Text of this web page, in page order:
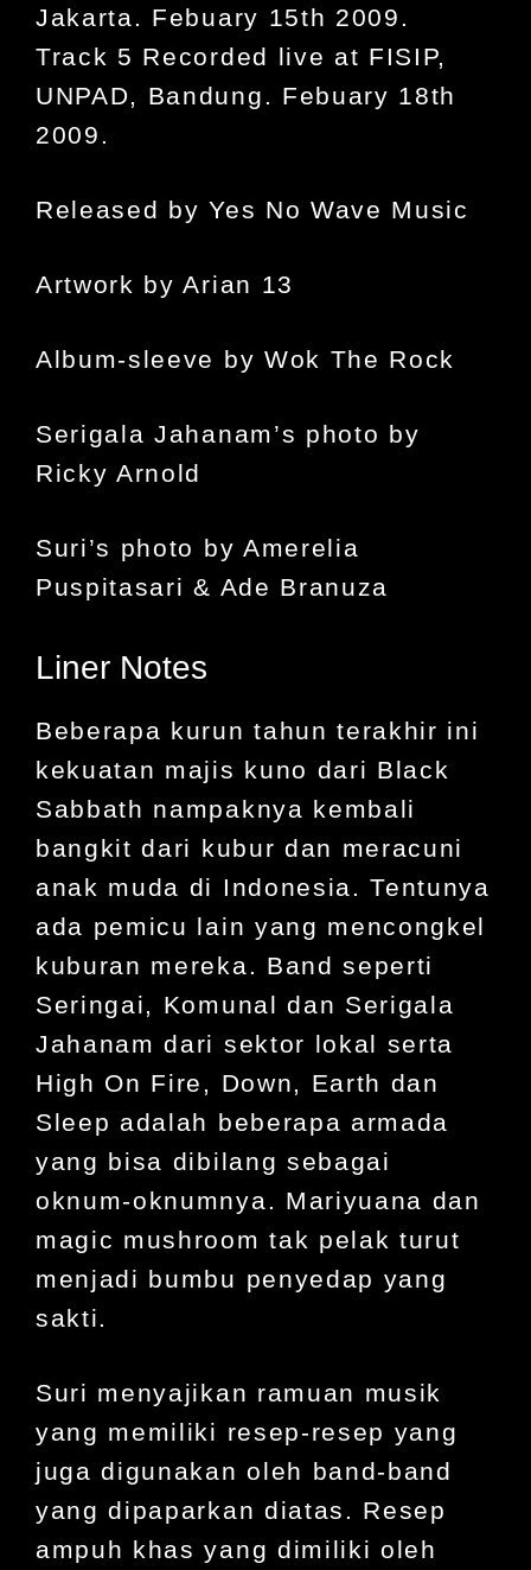
Jakarta. Febuary 15th 2009.
Track 5 Recorded live at FISIP,
UNPAD, Bandung. Febuary 18th
2009.
Released by Yes No Wave Music
Artwork by Arian 13
Album-sleeve by Wok The Rock
Serigala Jahanam’s photo by
Ricky Arnold
Suri’s photo by Amerelia
Puspitasari & Ade Branuza
Liner Notes
Beberapa kurun tahun terakhir ini
kekuatan majis kuno dari Black
Sabbath nampaknya kembali
bangkit dari kubur dan meracuni
anak muda di Indonesia. Tentunya
ada pemicu lain yang mencongkel
kuburan mereka. Band seperti
Seringai, Komunal dan Serigala
Jahanam dari sektor lokal serta
High On Fire, Down, Earth dan
Sleep adalah beberapa armada
yang bisa dibilang sebagai
oknum-oknumnya. Mariyuana dan
magic mushroom tak pelak turut
menjadi bumbu penyedap yang
sakti.
Suri menyajikan ramuan musik
yang memiliki resep-resep yang
juga digunakan oleh band-band
yang dipaparkan diatas. Resep
ampuh khas yang dimiliki oleh